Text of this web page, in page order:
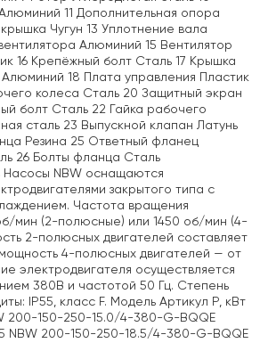
11 Дополнительная опора
крышка Чугун 13 Уплотнение вала
Алюминий 15 Вентилятор
16 Крепёжный болт Сталь 17 Крышка
18 Плата управления Пластик
колеса Сталь 20 Защитный экран
болт Сталь 22 Гайка рабочего
сталь 23 Выпускной клапан Латунь
Резина 25 Ответный фланец
26 Болты фланца Сталь
Насосы NBW оснащаются
закрытого типа с
Частота вращения
мин (2-полюсные) или 1450 об/мин (4-
2-полюсных двигателей составляет
мощность 4-полюсных двигателей — от
электродвигателя осуществляется
380В и частотой 50 Гц. Степень
IP55, класс F. Модель Артикул P, кВт
200-150-250-15.0/4-380-G-BQQE
NBW 200-150-250-18.5/4-380-G-BQQE